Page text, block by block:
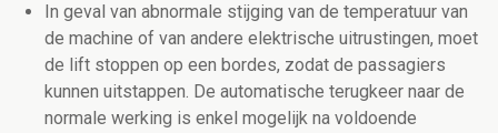
In geval van abnormale stijging van de temperatuur van
de machine of van andere elektrische uitrustingen, moet
de lift stoppen op een bordes, zodat de passagiers
kunnen uitstappen. De automatische terugkeer naar de
normale werking is enkel mogelijk na voldoende